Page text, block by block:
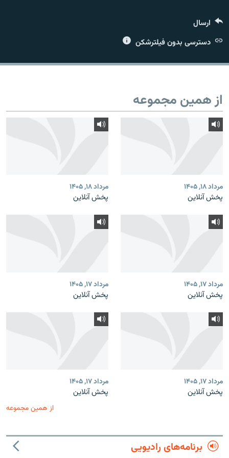
زبان‌های دیگر
ارسال
دسترسی بدون فیلترشکن
از همین مجموعه
مرداد ۱۸, ۱۴۰۵
پخش آنلاین
مرداد ۱۸, ۱۴۰۵
پخش آنلاین
مرداد ۱۷, ۱۴۰۵
پخش آنلاین
مرداد ۱۷, ۱۴۰۵
پخش آنلاین
مرداد ۱۷, ۱۴۰۵
پخش آنلاین
مرداد ۱۷, ۱۴۰۵
پخش آنلاین
از همین مجموعه
برنامه‌های رادیویی